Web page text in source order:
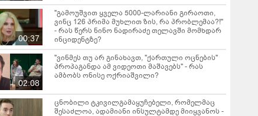
00:37
"გამოუშვით ყველა 5000-ლარიანი გირაოთი,
ვინც 126 პრიმა მუხლით ზის, რა პრობლემაა?!"
- რას წერს ნინო ნადირაძე თელავში მომხდარ
ინციდენტზე?
02:08
"ვინმეს თუ არ გინახავთ, "ქართული ოცნების"
პროპაგანდა ამ ვიდეოთი მაშავებს" - რას
ამბობს ონისე ოქრიაშვილი?
ცნობილი ტკივილგამაყუჩებელი, რომელმაც
შესაძლოა, ადამიანი ინსულტამდე მიიყვანოს -